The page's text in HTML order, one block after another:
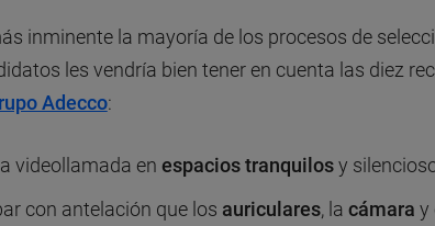
inminente la mayoría de los procesos de
les vendría bien tener en cuenta las diez
Adecco:
videollamada en espacios tranquilosy
con antelación que los auriculares, la cámara y